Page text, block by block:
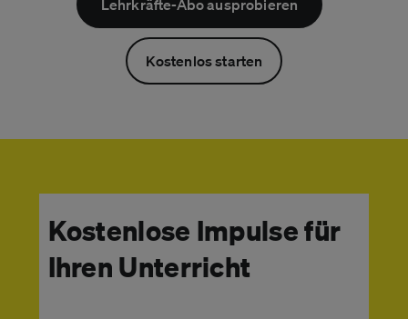
Lehrkräfte-Abo ausprobieren
Kostenlos starten
Kostenlose Impulse für
Ihren Unterricht